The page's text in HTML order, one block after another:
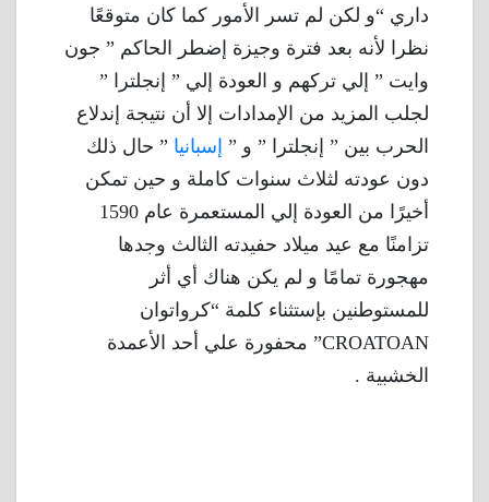
داري “و لكن لم تسر الأمور كما كان متوقعًا
نظرا لأنه بعد فترة وجيزة إضطر الحاكم ” جون
وايت ” إلي تركهم و العودة إلي ” إنجلترا ”
لجلب المزيد من الإمدادات إلا أن نتيجة إندلاع
الحرب بين ” إنجلترا ” و ” إسبانيا ” حال ذلك
دون عودته لثلاث سنوات كاملة و حين تمكن
أخيرًا من العودة إلي المستعمرة عام 1590
تزامنًا مع عيد ميلاد حفيدته الثالث وجدها
مهجورة تمامًا و لم يكن هناك أي أثر
للمستوطنين بإستثناء كلمة “كرواتوان
CROATOAN” محفورة علي أحد الأعمدة
الخشبية .